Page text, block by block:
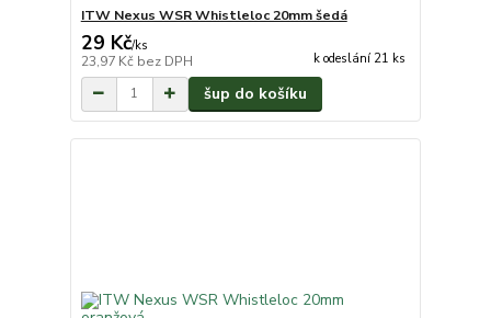
ITW Nexus WSR Whistleloc 20mm šedá
29 Kč/ks
23,97 Kč bez DPH k odeslání 21 ks
šup do košíku